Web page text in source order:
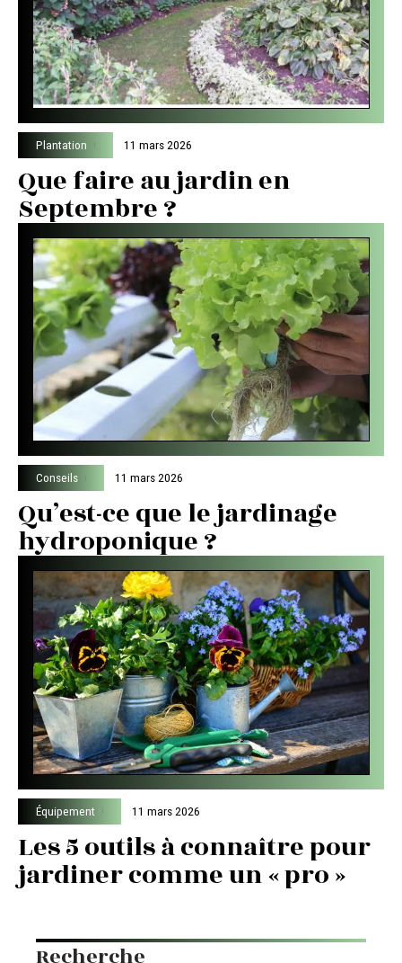
Plantation 11 mars 2026
Que faire au jardin en
Septembre ?
Conseils 11 mars 2026
Qu’est-ce que le jardinage
hydroponique ?
Équipement 11 mars 2026
Les 5 outils à connaître pour
jardiner comme un « pro »
Recherche